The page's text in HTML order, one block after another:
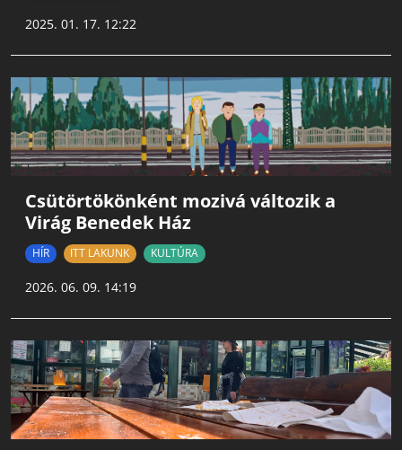
2025. 01. 17. 12:22
Csütörtökönként mozivá változik a
Virág Benedek Ház
HÍR ITT LAKUNK KULTÚRA
2026. 06. 09. 14:19